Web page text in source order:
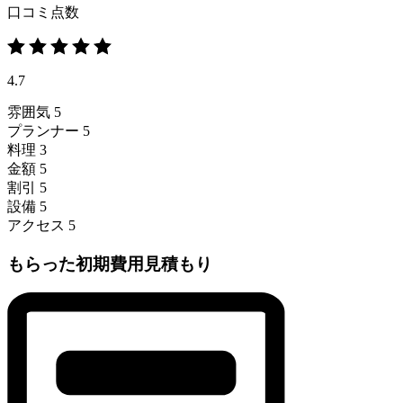
口コミ点数
4.7
雰囲気 5
プランナー 5
料理 3
金額 5
割引
5
設備 5
アクセス 5
もらった初期費用見積もり